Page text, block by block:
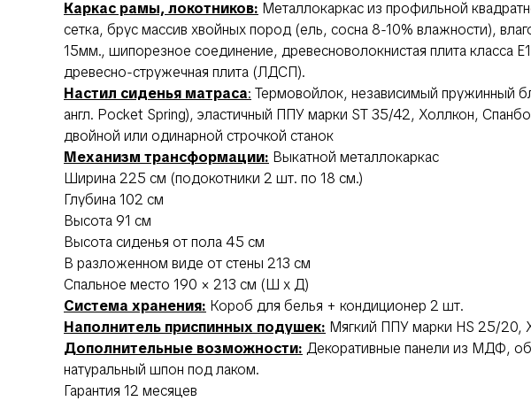
Каркас рамы, локотников: Металлокаркас из профильной
сетка, брус массив хвойных пород (ель, сосна 8-10% влажности),
15мм., шипорезное соединение, древесноволокнистая плита класса
древесно-стружечная плита (ЛДСП).
Настил сиденья матраса: Термовойлок, независимый пружинный
англ. Pocket Spring), эластичный ППУ марки ST 35/42, Холлкон,
двойной или одинарной строчкой станок
Механизм трансформации: Выкатной металлокаркас
Ширина 225 см (подокотники 2 шт. по 18 см.)
Глубина 102 см
Высота 91 см
Высота сиденья от пола 45 см
В разложенном виде от стены 213 см
Спальное место 190 × 213 см (Ш х Д)
Система хранения: Короб для белья + кондиционер 2 шт.
Наполнитель приспинных подушек: Мягкий ППУ марки HS 25/20,
Дополнительные возможности: Декоративные панели из МДФ,
натуральный шпон под лаком.
Гарантия 12 месяцев